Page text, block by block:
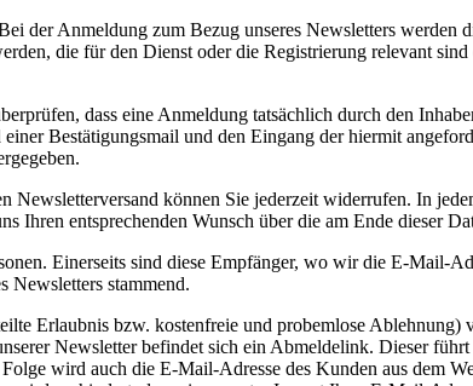
der Anmeldung zum Bezug unseres Newsletters werden
die für den Dienst oder die Registrierung relevant
dass eine Anmeldung tatsächlich durch den
Bestätigungsmail und den Eingang der hiermit
können Sie jederzeit widerrufen. In
Ihren entsprechenden Wunsch über die am Ende dieser
Einerseits sind diese Empfänger, wo wir die E-Mail-
Newsletters stammend.
Erlaubnis bzw. kostenfreie und probemlose Ablehnung)
Newsletter befindet sich ein Abmeldelink. Dieser
wird auch die E-Mail-Adresse des Kunden aus dem